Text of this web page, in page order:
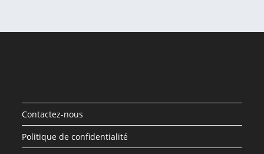
Contactez-nous
Politique de confidentialité